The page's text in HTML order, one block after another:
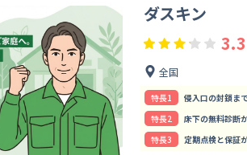
ダスキン
3.3
全国
特⻑1
侵入口の封鎖ま
特⻑2
床下の無料診断
特⻑3
定期点検と保証